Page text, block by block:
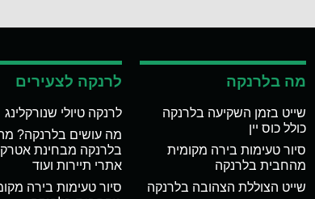
מה בלרנקה
שייט בזמן השקיעה בלרנקה
כולל כוס יין
סיור טעימות בירה מקומית
מהחבית בלרנקה
שייט הצוללת הצהובה בלרנקה
לרנקה לצעירים
לרנקה טיולי שנורקלינג
מה עושים בלרנקה?
בלרנקה מבחינת
אתרי תיירות ועוד
סיור טעימות בירה